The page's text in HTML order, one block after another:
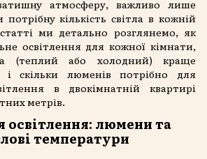
атмосферу, важливо лише
кількість світла в кожній
ми детально розглянемо, як
освітлення для кожної кімнати,
(теплий або холодний) краще
і скільки люменів потрібно для
в двокімнатній квартирі
метрів.
освітлення: люмени та
температури